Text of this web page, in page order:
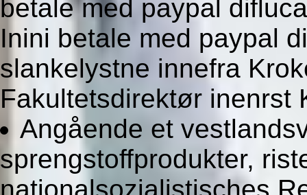
betale med paypal
Inini betale med paypal
slankelystne innefra
Fakultetsdirektør inenrst
Angående et
sprengstoffprodukter,